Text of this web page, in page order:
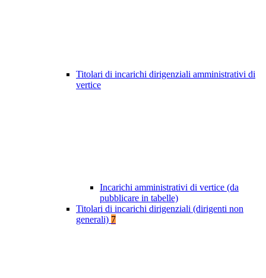
Titolari di incarichi dirigenziali amministrativi di
vertice
Incarichi amministrativi di vertice (da
pubblicare in tabelle)
Titolari di incarichi dirigenziali (dirigenti non
generali) 7